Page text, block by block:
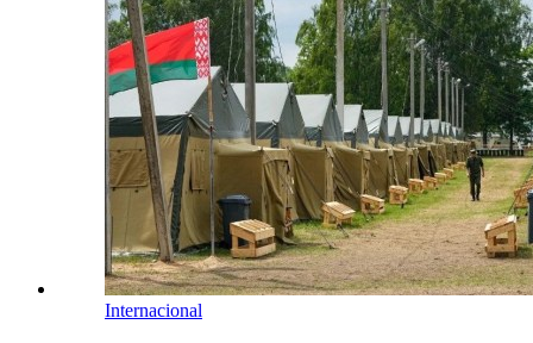
Internacional